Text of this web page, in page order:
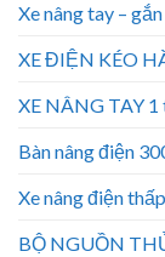
Xe nâng tay –
XE ĐIỆN KÉO
XE NÂNG TAY 1
Bàn nâng điện
Xe nâng điện
BỘ NGUỒN